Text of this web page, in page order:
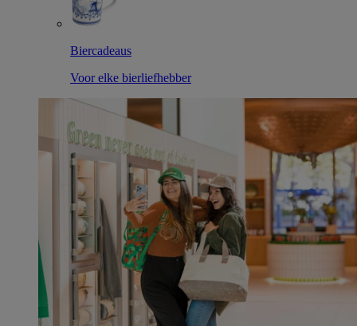
Biercadeaus
Voor elke bierliefhebber